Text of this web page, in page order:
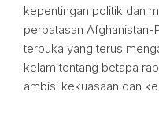
kepentingan politik dan
perbatasan Afghanistan-
terbuka yang terus
kelam tentang betapa
ambisi kekuasaan dan